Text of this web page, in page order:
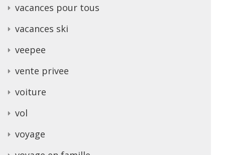
vacances pour tous
vacances ski
veepee
vente privee
voiture
vol
voyage